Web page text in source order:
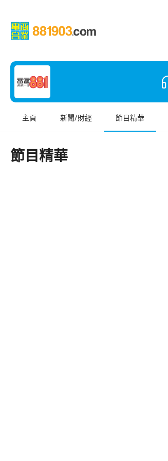
主頁 新聞/財經 節目精華
節目精華